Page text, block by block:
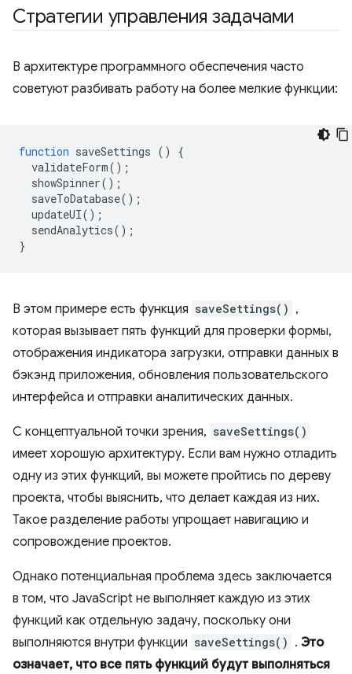
Стратегии управления задачами
В архитектуре программного обеспечения часто
советуют разбивать работу на более мелкие функции:
function saveSettings ()
{
validateForm();
showSpinner();
saveToDatabase();
updateUI();
sendAnalytics();
}
В этом примере есть функция saveSettings() ,
которая вызывает пять функций для проверки формы,
отображения индикатора загрузки, отправки данных в
бэкэнд приложения, обновления пользовательского
интерфейса и отправки аналитических данных.
С концептуальной точки зрения, saveSettings()
имеет хорошую архитектуру. Если вам нужно отладить
одну из этих функций, вы можете пройтись по дереву
проекта, чтобы выяснить, что делает каждая из них.
Такое разделение работы упрощает навигацию и
сопровождение проектов.
Однако потенциальная проблема здесь заключается
в том, что JavaScript не выполняет каждую из этих
функций как отдельную задачу, поскольку они
выполняются внутри функции saveSettings() . Это
означает, что все пять функций будут выполняться